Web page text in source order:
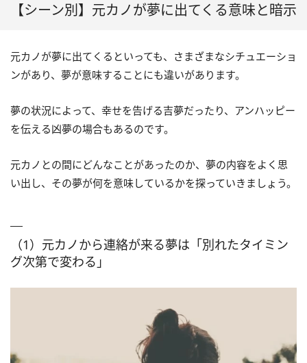
【シーン別】元カノが夢に出てくる意味と暗示
元カノが夢に出てくるといっても、さまざまなシチュエーショ
ンがあり、夢が意味することにも違いがあります。
夢の状況によって、幸せを告げる吉夢だったり、アンハッピー
を伝える凶夢の場合もあるのです。
元カノとの間にどんなことがあったのか、夢の内容をよく思
い出し、その夢が何を意味しているかを探っていきましょう。
（1）元カノから連絡が来る夢は「別れたタイミン
グ次第で変わる」